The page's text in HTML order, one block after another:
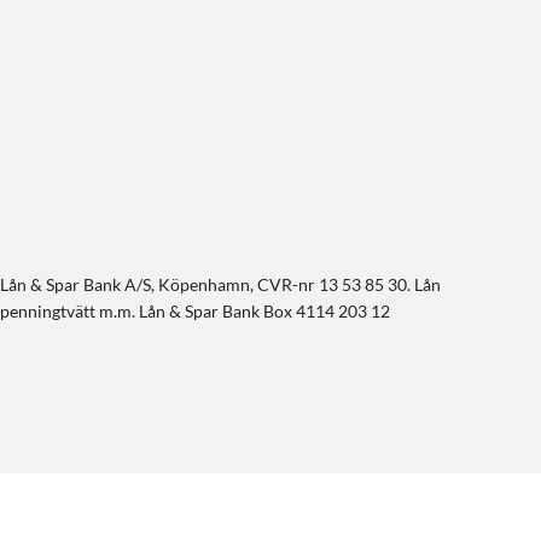
& Spar Bank A/S, Köpenhamn, CVR-nr 13 53 85 30. Lån
m.m. Lån & Spar Bank Box 4114 203 12